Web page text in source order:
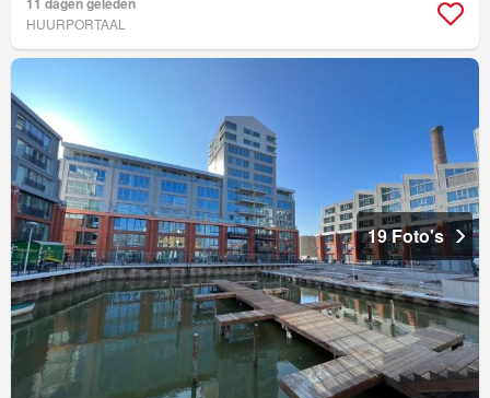
HUURPORTAAL
19 Foto's